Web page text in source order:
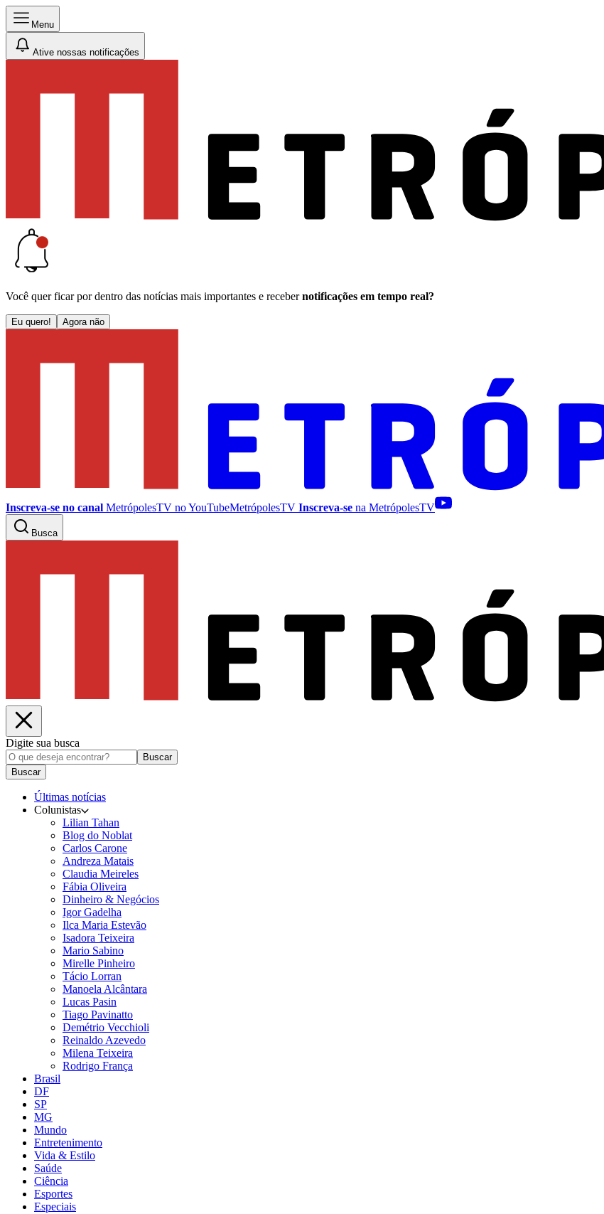
Menu
Ative nossas notificações
Você quer ficar por dentro das notícias mais importantes e receber notificações em tempo real?
Eu quero! Agora não
Inscreva-se no canal MetrópolesTV noYouTubeMetrópolesTV Inscreva-se na MetrópolesTV
Busca
Digite sua busca
Buscar
Buscar
Últimas notícias
Colunistas
Lilian Tahan
Blog do Noblat
Carlos Carone
Andreza Matais
Claudia Meireles
Fábia Oliveira
Dinheiro & Negócios
Igor Gadelha
Ilca Maria Estevão
Isadora Teixeira
Mario Sabino
Mirelle Pinheiro
Tácio Lorran
Manoela Alcântara
Lucas Pasin
Tiago Pavinatto
Demétrio Vecchioli
Reinaldo Azevedo
Milena Teixeira
Rodrigo França
Brasil
DF
SP
MG
Mundo
Entretenimento
Vida & Estilo
Saúde
Ciência
Esportes
Especiais